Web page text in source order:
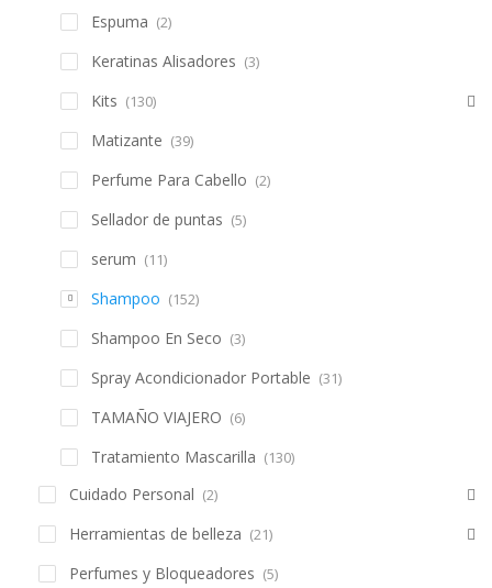
Espuma (2)
Keratinas Alisadores (3)
Kits (130)
Matizante (39)
Perfume Para Cabello (2)
Sellador de puntas (5)
serum (11)
Shampoo (152)
Shampoo En Seco (3)
Spray Acondicionador Portable (31)
TAMAÑO VIAJERO (6)
Tratamiento Mascarilla (130)
Cuidado Personal (2)
Herramientas de belleza (21)
Perfumes y Bloqueadores (5)